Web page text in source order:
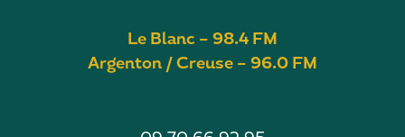
Le Blanc – 98.4 FM
Argenton / Creuse – 96.0 FM